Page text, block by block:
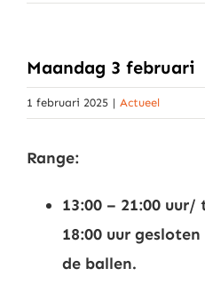
Lessen
Arrangementen
Activiteitenkalender
Nieuws
Maandag 3 februari
1 februari 2025 | Actueel
Range:
13:00 – 21:00 uur/
18:00 uur
de ballen.